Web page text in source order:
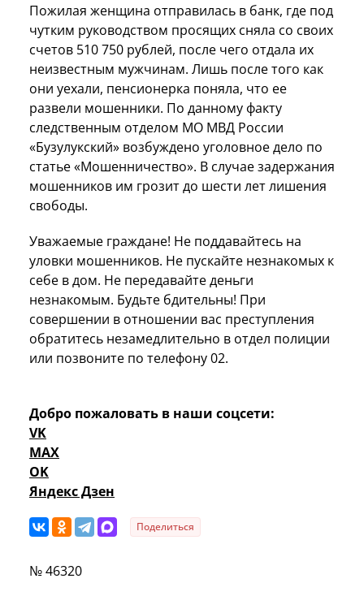
Пожилая женщина отправилась в банк, где под
чутким руководством просящих сняла со своих
счетов 510 750 рублей, после чего отдала их
неизвестным мужчинам. Лишь после того как
они уехали, пенсионерка поняла, что ее
развели мошенники. По данному факту
следственным отделом МО МВД России
«Бузулукский» возбуждено уголовное дело по
статье «Мошенничество». В случае задержания
мошенников им грозит до шести лет лишения
свободы.
Уважаемые граждане! Не поддавайтесь на
уловки мошенников. Не пускайте незнакомых к
себе в дом. Не передавайте деньги
незнакомым. Будьте бдительны! При
совершении в отношении вас преступления
обратитесь незамедлительно в отдел полиции
или позвоните по телефону 02.
Добро пожаловать в наши соцсети:
VK
MAX
OK
Яндекс Дзен
Поделиться
№ 46320